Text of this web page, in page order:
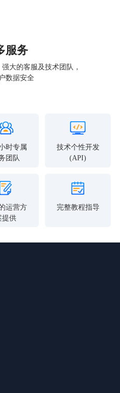
服务
大的客服及技术团队，
数据安全
时专属
团队
技术个性开发
(API)
运营方
提供
完整教程指导